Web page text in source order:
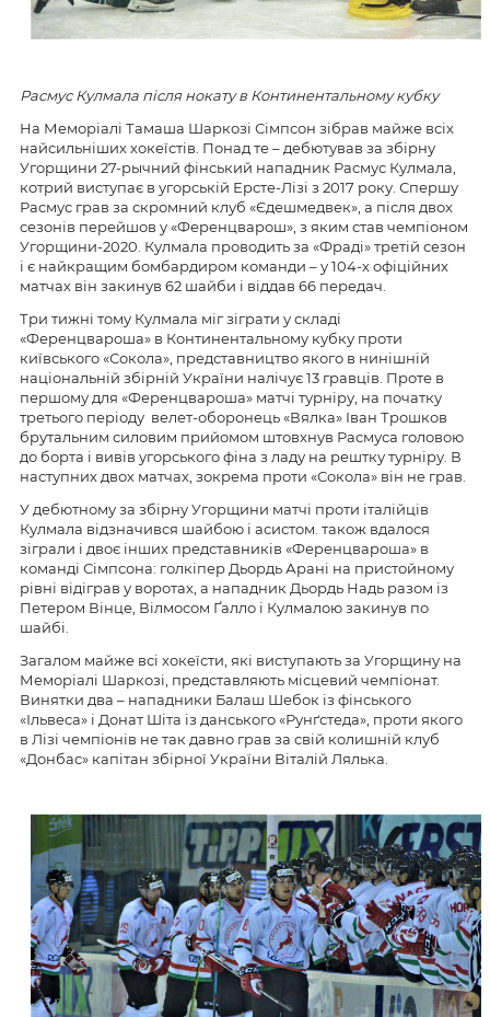
Расмус Кулмала після нокату в Континентальному кубку
На Меморіалі Тамаша Шаркозі Сімпсон зібрав майже всіх
найсильніших хокеїстів. Понад те – дебютував за збірну
Угорщини 27-рычний фінський нападник Расмус Кулмала,
котрий виступає в угорській Ерсте-Лізі з 2017 року. Спершу
Расмус грав за скромний клуб «Єдешмедвек», а після двох
сезонів перейшов у «Ференцварош», з яким став чемпіоном
Угорщини-2020. Кулмала проводить за «Фраді» третій сезон
і є найкращим бомбардиром команди – у 104-х офіційних
матчах він закинув 62 шайби і віддав 66 передач.
Три тижні тому Кулмала міг зіграти у складі
«Ференцвароша» в Континентальному кубку проти
київського «Сокола», представництво якого в нинішній
національній збірній України налічує 13 гравців. Проте в
першому для «Ференцвароша» матчі турніру, на початку
третього періоду велет-оборонець «Вялка» Іван Трошков
брутальним силовим прийомом штовхнув Расмуса головою
до борта і вивів угорського фіна з ладу на рештку турніру. В
наступних двох матчах, зокрема проти «Сокола» він не грав.
У дебютному за збірну Угорщини матчі проти італійців
Кулмала відзначився шайбою і асистом. також вдалося
зіграли і двоє інших представників «Ференцвароша» в
команді Сімпсона: голкіпер Дьордь Арані на пристойному
рівні відіграв у воротах, а нападник Дьордь Надь разом із
Петером Вінце, Вілмосом Ґалло і Кулмалою закинув по
шайбі.
Загалом майже всі хокеїсти, які виступають за Угорщину на
Меморіалі Шаркозі, представляють місцевий чемпіонат.
Винятки два – нападники Балаш Шебок із фінського
«Ільвеса» і Донат Шіта із данського «Рунґстеда», проти якого
в Лізі чемпіонів не так давно грав за свій колишній клуб
«Донбас» капітан збірної України Віталій Лялька.